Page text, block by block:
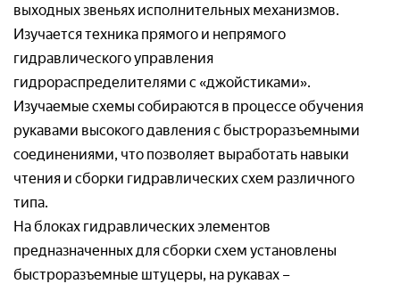
выходных звеньях исполнительных механизмов.
Изучается техника прямого и непрямого
гидравлического управления
гидрораспределителями с «джойстиками».
Изучаемые схемы собираются в процессе обучения
рукавами высокого давления с быстроразъемными
соединениями, что позволяет выработать навыки
чтения и сборки гидравлических схем различного
типа.
На блоках гидравлических элементов
предназначенных для сборки схем установлены
быстроразъемные штуцеры, на рукавах –
Пользовательским соглашением
Отправляя заявку, я соглашаюсь с
Пользовательским соглашением
Отправляя заявку, я соглашаюсь с
Пользовательским соглашением